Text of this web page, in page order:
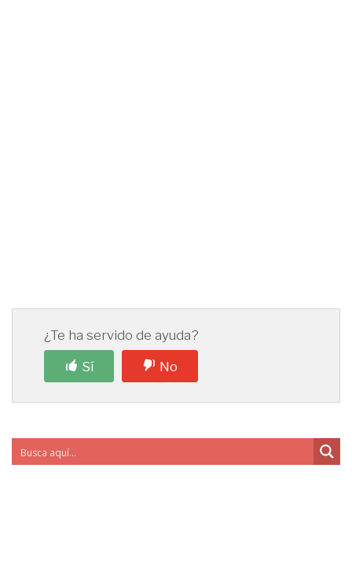
¿Te ha servido de ayuda?
Sí
No